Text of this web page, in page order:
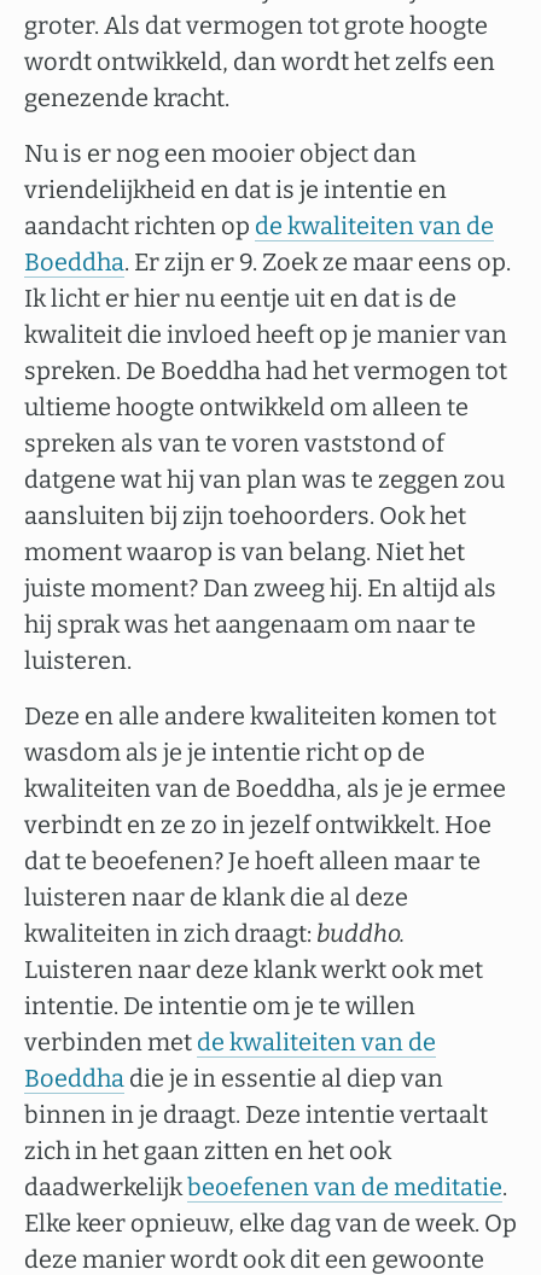
groter. Als dat vermogen tot grote hoogte
wordt ontwikkeld, dan wordt het zelfs een
genezende kracht.
Nu is er nog een mooier object dan
vriendelijkheid en dat is je intentie en
aandacht richten op de kwaliteiten van de
Boeddha. Er zijn er 9. Zoek ze maar eens op.
Ik licht er hier nu eentje uit en dat is de
kwaliteit die invloed heeft op je manier van
spreken. De Boeddha had het vermogen tot
ultieme hoogte ontwikkeld om alleen te
spreken als van te voren vaststond of
datgene wat hij van plan was te zeggen zou
aansluiten bij zijn toehoorders. Ook het
moment waarop is van belang. Niet het
juiste moment? Dan zweeg hij. En altijd als
hij sprak was het aangenaam om naar te
luisteren.
Deze en alle andere kwaliteiten komen tot
wasdom als je je intentie richt op de
kwaliteiten van de Boeddha, als je je ermee
verbindt en ze zo in jezelf ontwikkelt. Hoe
dat te beoefenen? Je hoeft alleen maar te
luisteren naar de klank die al deze
kwaliteiten in zich draagt: buddho.
Luisteren naar deze klank werkt ook met
intentie. De intentie om je te willen
verbinden met de kwaliteiten van de
Boeddha die je in essentie al diep van
binnen in je draagt. Deze intentie vertaalt
zich in het gaan zitten en het ook
daadwerkelijkbeoefenen van de meditatie.
Elke keer opnieuw, elke dag van de week. Op
deze manier wordt ook dit een gewoonte